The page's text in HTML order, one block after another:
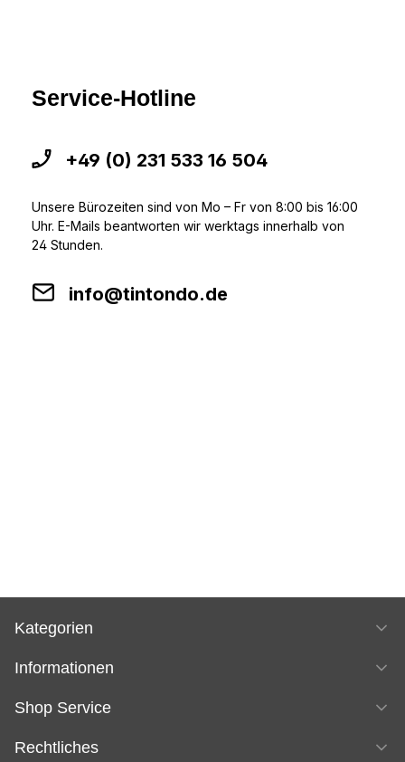
Service-Hotline
+49 (0) 231 533 16 504
Unsere Bürozeiten sind von Mo – Fr von 8:00 bis 16:00
Uhr. E-Mails beantworten wir werktags innerhalb von
24 Stunden.
info@tintondo.de
Kategorien
Informationen
Shop Service
Rechtliches